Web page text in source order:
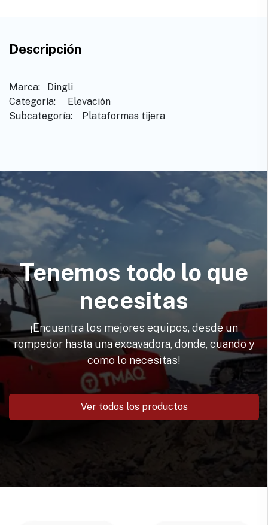
Descripción
Marca: ​ ​Dingli
Categoría: ​ ​Elevación
Subcategoría: ​ ​Plataformas tijera
Tenemos todo lo que
necesitas
¡Encuentra los mejores equipos, desde un
rompedor hasta una excavadora, donde, cuando y
como lo necesitas!
Ver todos los productos